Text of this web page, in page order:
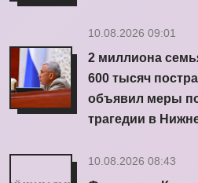
10.08.2026 09:01
2 миллиона
600 тысяч
объявил меры
трагедии в
10.08.2026 08:43